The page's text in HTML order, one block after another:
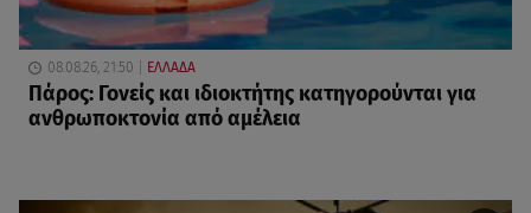
08.08.26, 21:50 ΕΛΛΑΔΑ
Πάρος: Γονείς και ιδιοκτήτης κατηγορούνται για
ανθρωποκτονία από αμέλεια